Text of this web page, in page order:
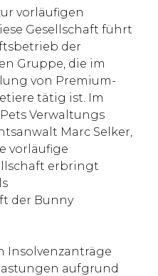
vorläufigen
Gesellschaft führt
der
Gruppe, die im
von Premium-
tätig ist. Im
Verwaltungs
Marc Selker,
vorläufige
erbringt
der Bunny
Insolvenzanträge
aufgrund